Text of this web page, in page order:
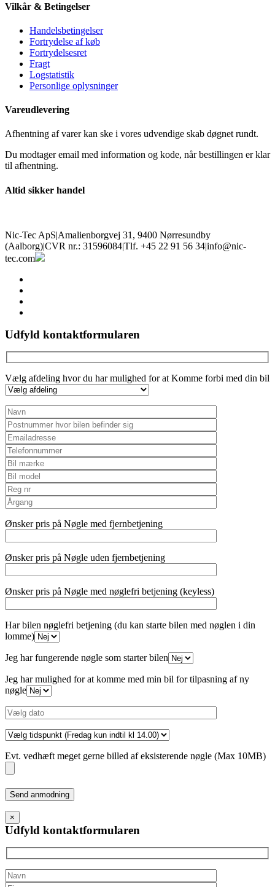
Vilkår & Betingelser
Handelsbetingelser
Fortrydelse af køb
Fortrydelsesret
Fragt
Logstatistik
Personlige oplysninger
Vareudlevering
Afhentning af varer kan ske i vores udvendige skab døgnet rundt.
Du modtager email med information og kode, når bestillingen er klar
til afhentning.
Altid sikker handel
Nic-Tec ApS|Amalienborgvej 31, 9400 Nørresundby
(Aalborg)|CVR nr.: 31596084|Tlf. +45 22 91 56 34|info@nic-
tec.com
Udfyld kontaktformularen
Vælg afdeling hvor du har mulighed for at Komme forbi med din bil
Ønsker pris på Nøgle med fjernbetjening
Ønsker pris på Nøgle uden fjernbetjening
Ønsker pris på Nøgle med nøglefri betjening (keyless)
Har bilen nøglefri betjening (du kan starte bilen med nøglen i din
lomme)
Jeg har fungerende nøgle som starter bilen
Jeg har mulighed for at komme med min bil for tilpasning af ny
nøgle
Evt. vedhæft meget gerne billed af eksisterende nøgle (Max 10MB)
Please
leave
this
field
empty.
×
Udfyld kontaktformularen